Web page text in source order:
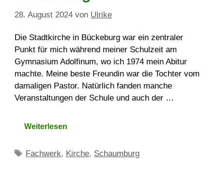
28. August 2024 von Ulrike
Die Stadtkirche in Bückeburg war ein zentraler
Punkt für mich während meiner Schulzeit am
Gymnasium Adolfinum, wo ich 1974 mein Abitur
machte. Meine beste Freundin war die Tochter vom
damaligen Pastor. Natürlich fanden manche
Veranstaltungen der Schule und auch der …
Weiterlesen
Schlagwörter
Fachwerk, Kirche, Schaumburg